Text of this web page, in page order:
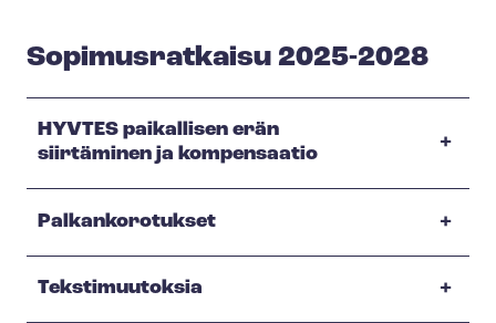
Sopimusratkaisu 2025-2028
HYVTES paikallisen erän
siirtäminen ja kompensaatio
Palkankorotukset
Tekstimuutoksia